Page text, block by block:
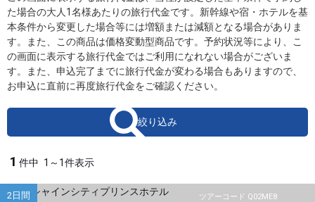
た場合の大人1名様あたりの旅行代金です。新幹線や宿・ホテルを基
本条件から変更した場合等には増額または減額となる場合がありま
す。また、この商品は価格変動型商品です。予約状況等により、こ
の画面に表示する旅行代金ではご利用になれない場合がございま
す。また、申込完了までに旅行代金が変わる場合もありますので、
お申込に直前に再度旅行代金をご確認ください。
絞り込み
1 件中 1～1件表示
ツアーコード Q02ME8
2日間